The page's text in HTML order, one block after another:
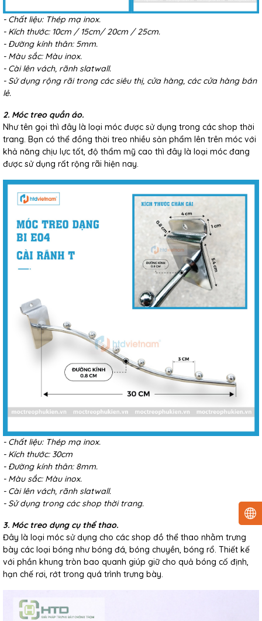
- Chất liệu: Thép mạ inox.
- Kích thước: 10cm / 15cm/ 20cm / 25cm.
- Đường kính thân: 5mm.
- Màu sắc: Màu inox.
- Cài lên vách, rãnh slatwall.
- Sử dụng rộng rãi trong các siêu thị, cửa hàng, các cửa hàng bán
lẻ.
2. Móc treo quần áo.
Như tên gọi thì đây là loại móc được sử dụng trong các shop thời
trang. Bạn có thể đồng thời treo nhiều sản phẩm lên trên móc với
khả năng chịu lực tốt, độ thẩm mỹ cao thì đây là loại móc đang
được sử dụng rất rộng rãi hiện nay.
- Chất liệu: Thép mạ inox.
- Kích thước: 30cm
- Đường kính thân: 8mm.
- Màu sắc: Màu inox.
- Cài lên vách, rãnh slatwall.
- Sử dụng trong các shop thời trang.
3. Móc treo dụng cụ thể thao.
Đây là loại móc sử dụng cho các shop đồ thể thao nhằm trưng
bày các loại bóng như bóng đá, bóng chuyền, bóng rổ. Thiết kế
với phần khung tròn bao quanh giúp giữ cho quả bóng cố định,
hạn chế rơi, rớt trong quá trình trưng bày.